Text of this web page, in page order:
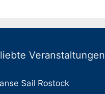
Veranstaltungen
Sail Rostock